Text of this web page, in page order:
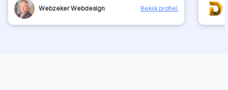
Webzeker Webdesign Bekijk profiel